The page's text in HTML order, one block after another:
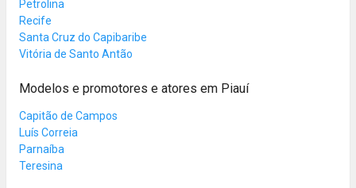
Petrolina
Recife
Santa Cruz do Capibaribe
Vitória de Santo Antão
Modelos e promotores e atores em Piauí
Capitão de Campos
Luís Correia
Parnaíba
Teresina